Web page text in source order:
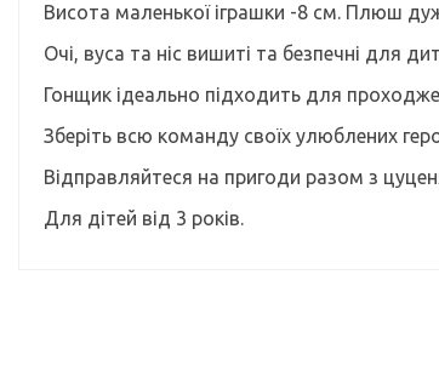
Висота маленької іграшки -8 см. Плюш
Очі, вуса та ніс вишиті та безпечні для
Гонщик ідеально підходить для
Зберіть всю команду своїх улюблених
Відправляйтеся на пригоди разом з
Для дітей від 3 років.